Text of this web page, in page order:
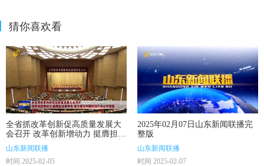
猜你喜欢看
全省抓改革创新促高质量发展大
会召开 改革创新增动力 挺膺担当
勇争先 奋力谱写中国式现代化山
东篇章
山东新闻联播
时间 2025-02-05
2025年02月07日山东新闻联播完
整版
山东新闻联播
时间 2025-02-07